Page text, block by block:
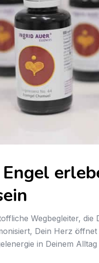
Wegbegleiter,
Dein Herz
in Deinem